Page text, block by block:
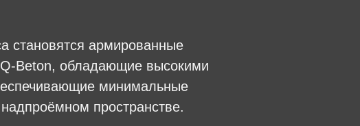
становятся армированные
Beton, обладающие высокими
минимальные
пространстве.